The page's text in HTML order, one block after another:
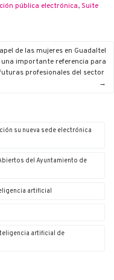
pública electrónica,Suite
de las mujeres en Guadaltel
una importante referencia para
profesionales del sector
su nueva sede electrónica
del Ayuntamiento de
artificial
artificial de